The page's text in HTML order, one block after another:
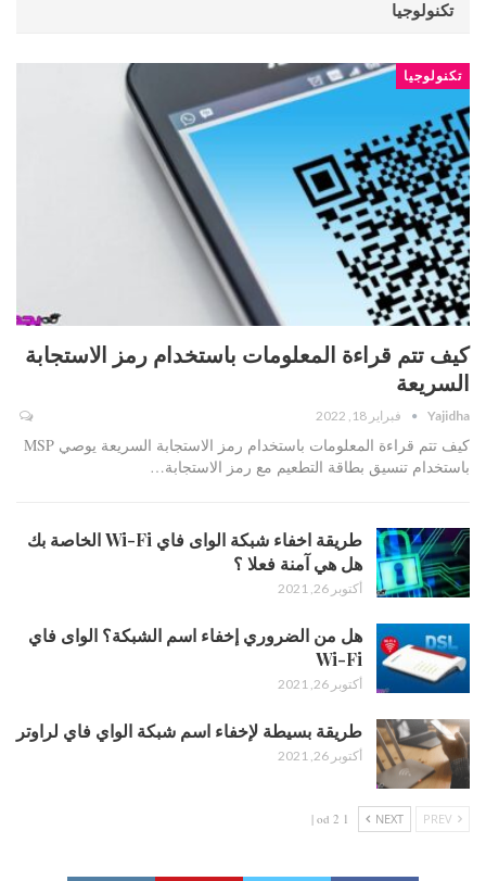
تكنولوجيا
تكنولوجيا
كيف تتم قراءة المعلومات باستخدام رمز الاستجابة
السريعة
Yajidha فبراير 18, 2022
كيف تتم قراءة المعلومات باستخدام رمز الاستجابة السريعة يوصي MSP
باستخدام تنسيق بطاقة التطعيم مع رمز الاستجابة…
طريقة اخفاء شبكة الواى فاي Wi-Fi الخاصة بك
هل هي آمنة فعلا ؟
أكتوبر 26, 2021
هل من الضروري إخفاء اسم الشبكة؟ الواى فاي
Wi-Fi
أكتوبر 26, 2021
طريقة بسيطة لإخفاء اسم شبكة الواي فاي لراوتر
أكتوبر 26, 2021
NEXT
1 od 2 |